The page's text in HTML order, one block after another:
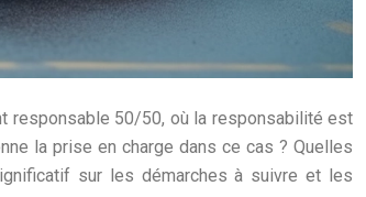
responsable 50/50, où la responsabilité est
la prise en charge dans ce cas ? Quelles
sur les démarches à suivre et les